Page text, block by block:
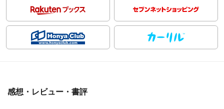
感想・レビュー・書評